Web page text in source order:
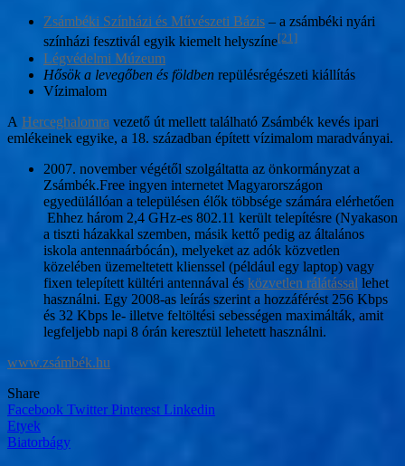
Zsámbéki Színházi és Művészeti Bázis – a zsámbéki nyári
színházi fesztivál egyik kiemelt helyszíne[21]
Légvédelmi Múzeum
Hősök a levegőben és földben repülésrégészeti kiállítás
Vízimalom
A Herceghalomra vezető út mellett található Zsámbék kevés ipari
emlékeinek egyike, a 18. században épített vízimalom maradványai.
2007. november végétől szolgáltatta az önkormányzat a
Zsámbék.Free ingyen internetet Magyarországon
egyedülállóan a településen élők többsége számára elérhetően
Ehhez három 2,4 GHz-es 802.11 került telepítésre (Nyakason
a tiszti házakkal szemben, másik kettő pedig az általános
iskola antennaárbócán), melyeket az adók közvetlen
közelében üzemeltetett klienssel (például egy laptop) vagy
fixen telepített kültéri antennával és közvetlen rálátással lehet
használni. Egy 2008-as leírás szerint a hozzáférést 256 Kbps
és 32 Kbps le- illetve feltöltési sebességen maximálták, amit
legfeljebb napi 8 órán keresztül lehetett használni.
www.zsámbék.hu
Share
Facebook Twitter Pinterest Linkedin
Bejegyzés
navigáció
Etyek
Biatorbágy